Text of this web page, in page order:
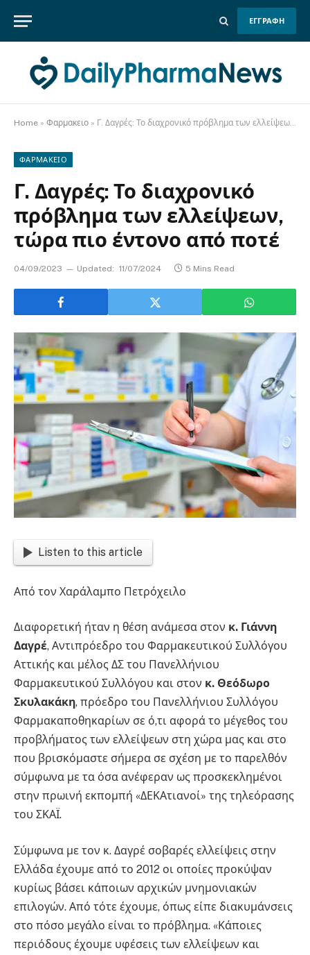
ΕΓΓΡΑΦΗ
Home » Φαρμακειο » Γ. Δαγρές: Το διαχρονικό πρόβλημα των ελλείψεων, τώρα πιο έντονο από ποτέ
ΦΑΡΜΑΚΕΙΟ
Γ. Δαγρές: Το διαχρονικό
πρόβλημα των ελλείψεων,
τώρα πιο έντονο από ποτέ
04/09/2023 Updated: 11/07/2024 5 Mins Read
Listen to this article
Από τον Χαράλαμπο Πετρόχειλο
Διαφορετική ήταν η θέση ανάμεσα στον κ. Γιάννη
Δαγρέ, Αντιπρόεδρο του Φαρμακευτικού Συλλόγου
Αττικής και μέλος ΔΣ του Πανελλήνιου
Φαρμακευτικού Συλλόγου και στον κ. Θεόδωρο
Σκυλακάκη, πρόεδρο του Πανελλήνιου Συλλόγου
Φαρμακαποθηκαρίων σε ό,τι αφορά το μέγεθος του
προβλήματος των ελλείψεων στη χώρα μας και στο
που βρισκόμαστε σήμερα σε σχέση με το παρελθόν
σύμφωνα με τα όσα ανέφεραν ως προσκεκλημένοι
στην πρωινή εκπομπή «ΔΕΚΑτιανοί» της τηλεόρασης
του ΣΚΑΪ.
Σύμφωνα με τον κ. Δαγρέ σοβαρές ελλείψεις στην
Ελλάδα έχουμε από το 2012 οι οποίες προκύψαν
κυρίως βάσει κάποιων αρχικών μνημονιακών
επιλογών. Από τότε έχουμε, όπως είπε διακυμάνσεις
στο πόσο μεγάλο είναι το πρόβλημα. «Κάποιες
περιόδους έχουμε υφέσεις των ελλείψεων και